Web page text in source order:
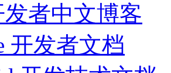
者中文博客
开发者文档